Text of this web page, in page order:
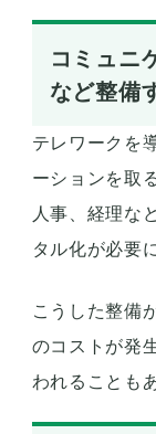
コミュニ
など整備
テレワークを
ーションを取
人事、経理な
タル化が必要
こうした整備
のコストが発
われることも